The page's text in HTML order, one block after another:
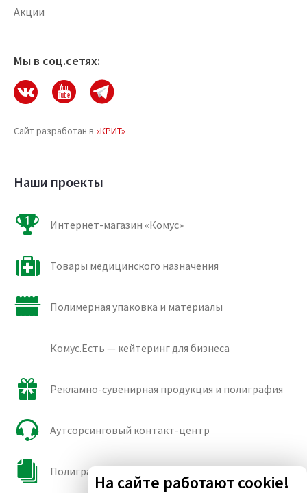
Акции
Мы в соц.сетях:
Сайт разработан в «КРИТ»
Наши проекты
Интернет-магазин «Комус»
Товары медицинского назначения
Полимерная упаковка и материалы
Комус.Есть — кейтеринг для бизнеса
Рекламно-сувенирная продукция и полиграфия
Аутсорсинговый контакт-центр
Полиграфические сорта бумаги и картона
На сайте работают cookie!